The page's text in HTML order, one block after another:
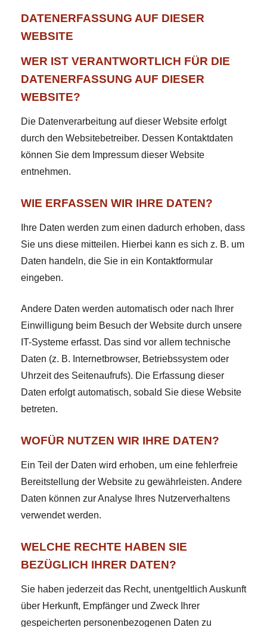
DATENERFASSUNG AUF DIESER
WEBSITE
WER IST VERANTWORTLICH FÜR DIE
DATENERFASSUNG AUF DIESER
WEBSITE?
Die Datenverarbeitung auf dieser Website erfolgt
durch den Websitebetreiber. Dessen Kontaktdaten
können Sie dem Impressum dieser Website
entnehmen.
WIE ERFASSEN WIR IHRE DATEN?
Ihre Daten werden zum einen dadurch erhoben, dass
Sie uns diese mitteilen. Hierbei kann es sich z. B. um
Daten handeln, die Sie in ein Kontaktformular
eingeben.
Andere Daten werden automatisch oder nach Ihrer
Einwilligung beim Besuch der Website durch unsere
IT-Systeme erfasst. Das sind vor allem technische
Daten (z. B. Internetbrowser, Betriebssystem oder
Uhrzeit des Seitenaufrufs). Die Erfassung dieser
Daten erfolgt automatisch, sobald Sie diese Website
betreten.
WOFÜR NUTZEN WIR IHRE DATEN?
Ein Teil der Daten wird erhoben, um eine fehlerfreie
Bereitstellung der Website zu gewährleisten. Andere
Daten können zur Analyse Ihres Nutzerverhaltens
verwendet werden.
WELCHE RECHTE HABEN SIE
BEZÜGLICH IHRER DATEN?
Sie haben jederzeit das Recht, unentgeltlich Auskunft
über Herkunft, Empfänger und Zweck Ihrer
gespeicherten personenbezogenen Daten zu